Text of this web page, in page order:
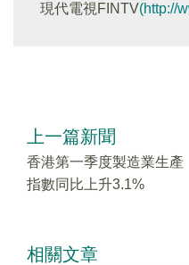
現代電視FINTV(http://
上一篇新聞
香港第一季度製造業生產
指數同比上升3.1%
相關文章